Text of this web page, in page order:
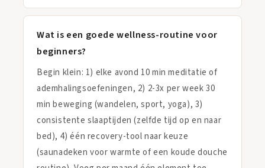
Wat is een goede wellness-routine voor
beginners?
Begin klein: 1) elke avond 10 min meditatie of
ademhalingsoefeningen, 2) 2-3x per week 30
min beweging (wandelen, sport, yoga), 3)
consistente slaaptijden (zelfde tijd op en naar
bed), 4) één recovery-tool naar keuze
(saunadeken voor warmte of een koude douche